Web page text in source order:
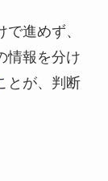
進めず、
情報を分け
とが、判断